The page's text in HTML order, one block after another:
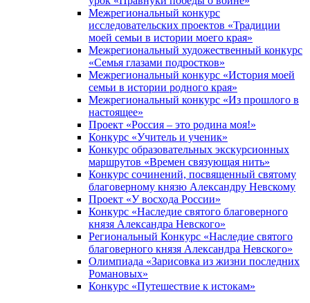
Межрегиональный конкурс
исследовательских проектов «Традиции
моей семьи в истории моего края»
Межрегиональный художественный конкурс
«Семья глазами подростков»
Межрегиональный конкурс «История моей
семьи в истории родного края»
Межрегиональный конкурс «Из прошлого в
настоящее»
Проект «Россия – это родина моя!»
Конкурс «Учитель и ученик»
Конкурс образовательных экскурсионных
маршрутов «Времен связующая нить»
Конкурс сочинений, посвященный святому
благоверному князю Александру Невскому
Проект «У восхода России»
Конкурс «Наследие святого благоверного
князя Александра Невского»
Региональный Конкурс «Наследие святого
благоверного князя Александра Невского»
Олимпиада «Зарисовка из жизни последних
Романовых»
Конкурс «Путешествие к истокам»